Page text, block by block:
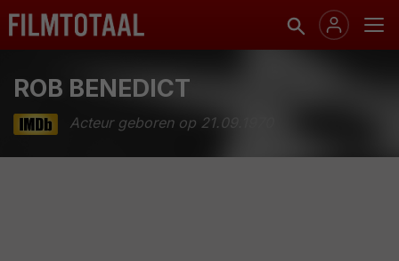
ROB BENEDICT
Acteur geboren op 21.09.1970